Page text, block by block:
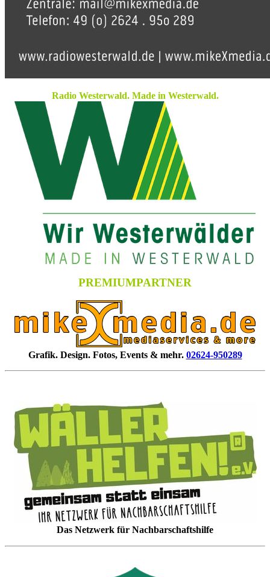
Radio Westerwald. Made in Westerwald.
PREMIUMPARTNER
Grafik. Design. Fotos, Events & mehr. 02624-950289
Das Netzwerk für Nachbarschaftshilfe